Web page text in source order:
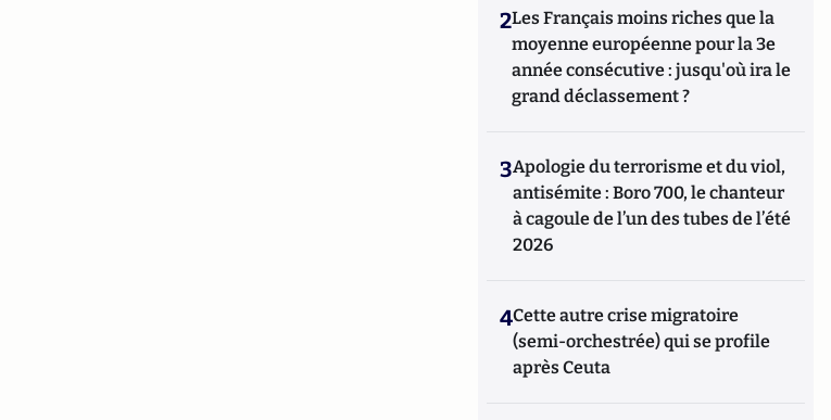
2Les Français moins riches que la
moyenne européenne pour la 3e
année consécutive : jusqu'où ira le
grand déclassement ?
3Apologie du terrorisme et du viol,
antisémite : Boro 700, le chanteur
à cagoule de l’un des tubes de l’été
2026
4Cette autre crise migratoire
(semi-orchestrée) qui se profile
après Ceuta